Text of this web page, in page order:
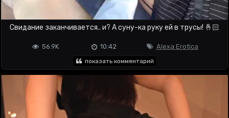
Свидание заканчивается.. и? А суну-ка руку ей в трусы! 🤞🏻
Alexa Erotica
10:42
56.9K
показать комментарий